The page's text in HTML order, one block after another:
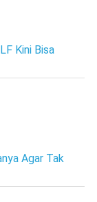
Kini Bisa
Agar Tak